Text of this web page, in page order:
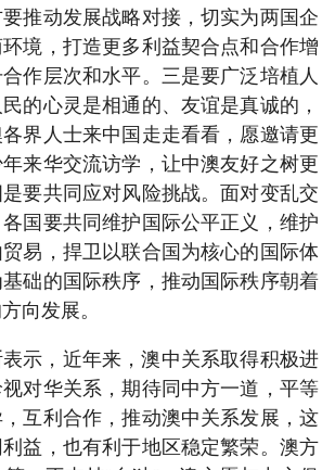
推动发展战略对接，切实为两国企
境，打造更多利益契合点和合作增
作层次和水平。三是要广泛培植人
的心灵是相通的、友谊是真诚的，
界人士来中国走走看看，愿邀请更
来华交流访学，让中澳友好之树更
要共同应对风险挑战。面对变乱交
国要共同维护国际公平正义，维护
易，捍卫以联合国为核心的国际体
础的国际秩序，推动国际秩序朝着
向发展。
示，近年来，澳中关系取得积极进
对华关系，期待同中方一道，平等
互利合作，推动澳中关系发展，这
益，也有利于地区稳定繁荣。澳方